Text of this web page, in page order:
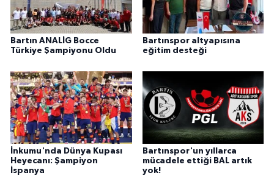
Bartın ANALİG Bocce
Türkiye Şampiyonu Oldu
Bartınspor altyapısına
eğitim desteği
İnkumu'nda Dünya Kupası
Heyecanı: Şampiyon
İspanya
Bartınspor'un yıllarca
mücadele ettiği BAL artık
yok!